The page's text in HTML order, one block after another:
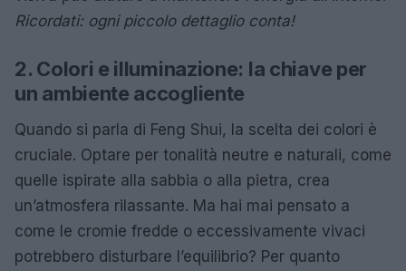
Ricordati: ogni piccolo dettaglio conta!
2. Colori e illuminazione: la chiave per
un ambiente accogliente
Quando si parla di Feng Shui, la scelta dei colori è
cruciale. Optare per tonalità neutre e naturali, come
quelle ispirate alla sabbia o alla pietra, crea
un’atmosfera rilassante. Ma hai mai pensato a
come le cromie fredde o eccessivamente vivaci
potrebbero disturbare l’equilibrio? Per quanto